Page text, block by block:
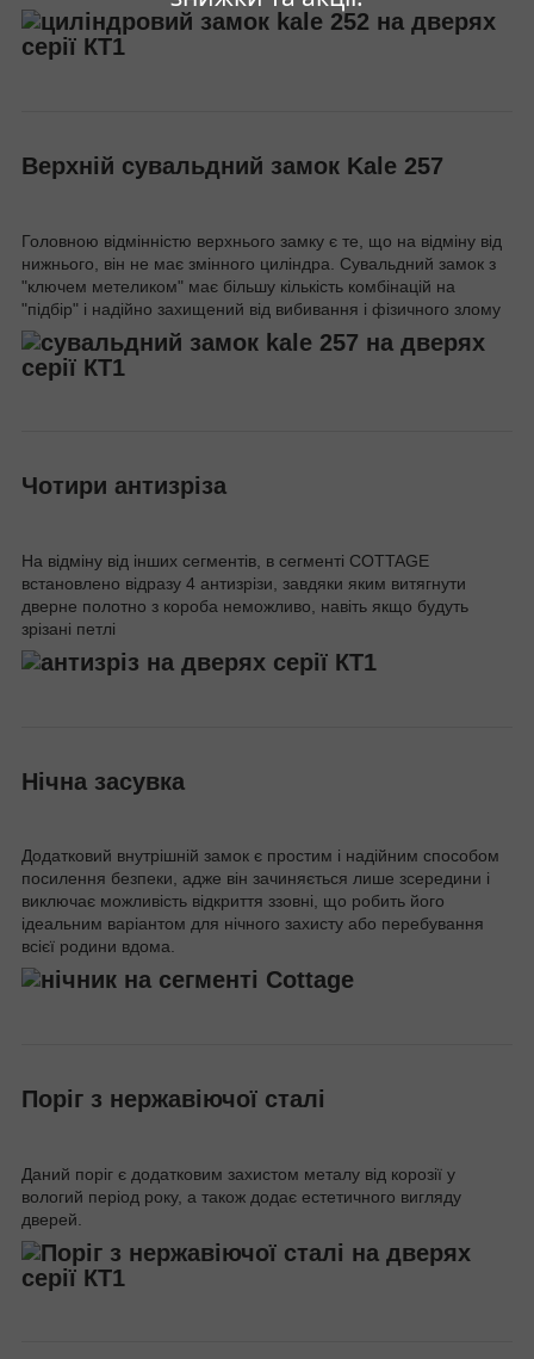
Верхній сувальдний замок Kale 257
Головною відмінністю верхнього замку є те, що на відміну від
нижнього, він не має змінного циліндра. Сувальдний замок з
"ключем метеликом" має більшу кількість комбінацій на
"підбір" і надійно захищений від вибивання і фізичного злому
Чотири антизріза
На відміну від інших сегментів, в сегменті COTTAGE
встановлено відразу 4 антизрізи, завдяки яким витягнути
дверне полотно з короба неможливо, навіть якщо будуть
зрізані петлі
Нічна засувка
Додатковий внутрішній замок є простим і надійним способом
посилення безпеки, адже він зачиняється лише зсередини і
виключає можливість відкриття ззовні, що робить його
ідеальним варіантом для нічного захисту або перебування
всієї родини вдома.
Поріг з нержавіючої сталі
Даний поріг є додатковим захистом металу від корозії у
вологий період року, а також додає естетичного вигляду
дверей.